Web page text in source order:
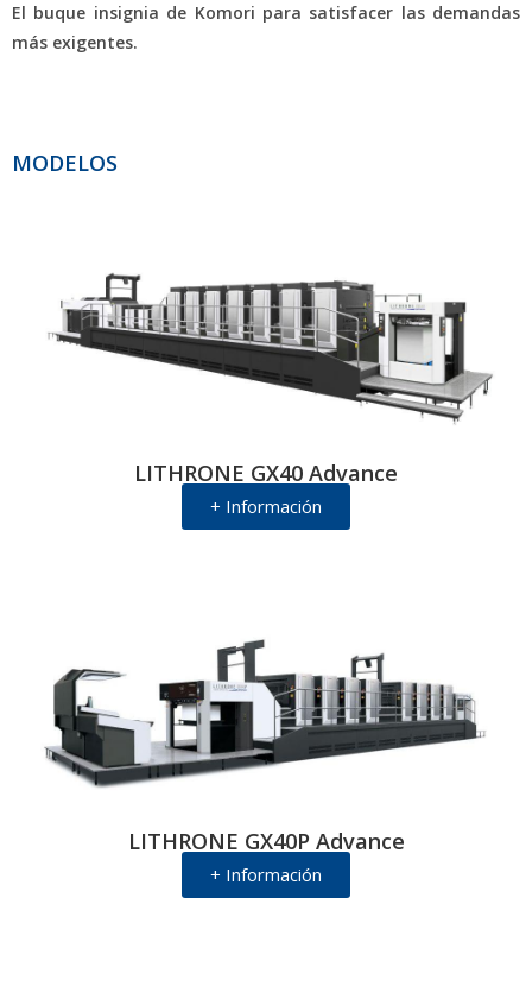
El buque insignia de Komori para satisfacer las demandas
más exigentes.
MODELOS
LITHRONE GX40 Advance
+ Información
LITHRONE GX40P Advance
+ Información